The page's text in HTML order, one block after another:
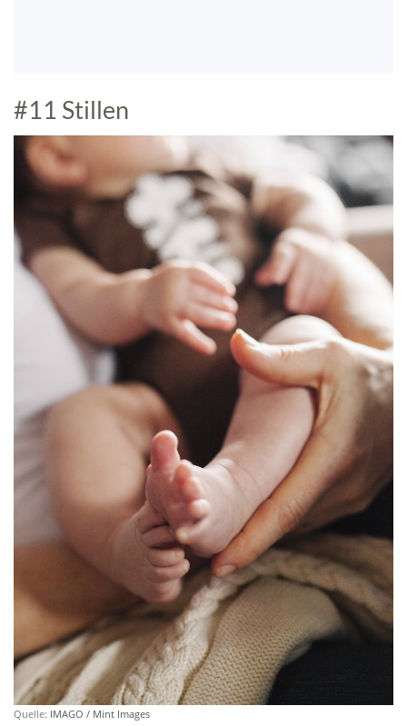
#11 Stillen
Quelle: IMAGO / Mint Images